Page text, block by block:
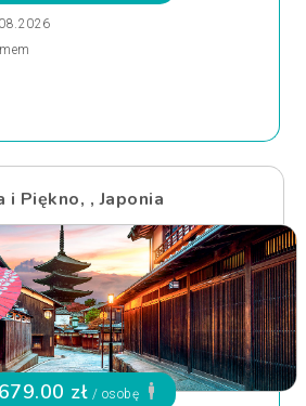
i Piękno, , Japonia
zł / osobę